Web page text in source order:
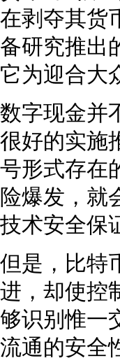
在剥夺其货
备研究推出
它为迎合大
数字现金并
很好的实施
号形式存在
险爆发，就
技术安全保
但是，比特
进，却使控
够识别惟一
流通的安全